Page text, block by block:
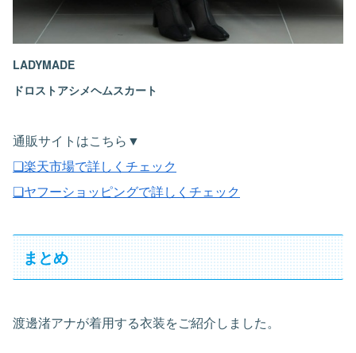
LADYMADE
ドロストアシメヘムスカート
通販サイトはこちら▼
❏楽天市場で詳しくチェック
❏ヤフーショッピングで詳しくチェック
まとめ
渡邊渚アナが着用する衣装をご紹介しました。